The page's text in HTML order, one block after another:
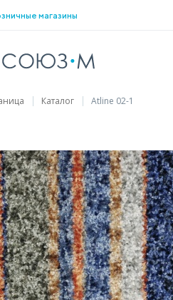
магазины
Каталог Atline 02-1